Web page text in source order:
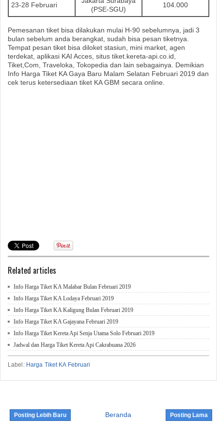
23-28 Februari
(PSE-SGU)
104.000
Pemesanan tiket bisa dilakukan mulai H-90 sebelumnya, jadi 3
bulan sebelum anda berangkat, sudah bisa pesan tiketnya.
Tempat pesan tiket bisa diloket stasiun, mini market, agen
terdekat, aplikasi KAI Acces, situs tiket.kereta-api.co.id,
Tiket,Com, Traveloka, Tokopedia dan lain sebagainya. Demikian
Info Harga Tiket KA Gaya Baru Malam Selatan Februari 2019 dan
cek terus ketersediaan tiket KA GBM secara online.
Related articles
Info Harga Tiket KA Malabar Bulan Februari 2019
Info Harga Tiket KA Lodaya Februari 2019
Info Harga Tiket KA Kaligung Bulan Februari 2019
Info Harga Tiket KA Gajayana Februari 2019
Info Harga Tiket Kereta Api Senja Utama Solo Februari 2019
Jadwal dan Harga Tiket Kereta Api Cakrabuana 2026
Label: Harga Tiket KA Februari
Posting Lebih Baru Posting Lama
Beranda